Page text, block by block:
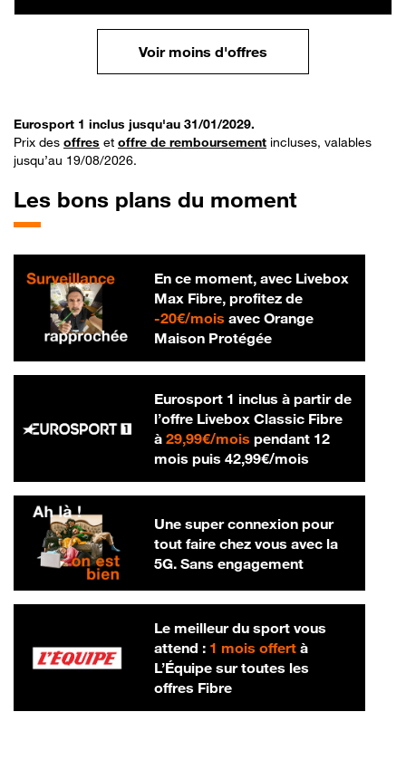
Voir moins d'offres
Eurosport 1 inclus jusqu'au 31/01/2029.
Prix des offres et offre de remboursement incluses, valables
jusqu’au 19/08/2026.
Les bons plans du moment
En ce moment, avec Livebox
Max Fibre, profitez de
-20€/mois20 € par mois
avec Orange
Maison Protégée
Eurosport 1 inclus à partir de
l’offre Livebox Classic Fibre
à 29,99€/mois29,99 € par mois
pendant 12
mois puis 42,99€/mois42,99 € par
Une super connexion pour
tout faire chez vous avec la
5G. Sans engagement
Le meilleur du sport vous
attend : 1 mois offertà
L’Équipe sur toutes les
offres Fibre